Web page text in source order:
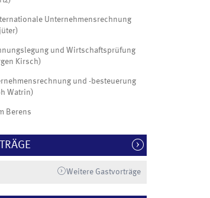
Unternehmensrechnung
und Wirtschaftsprüfung
Kirsch)
und -besteuerung
Watrin)
Berens
Weitere Gastvorträge